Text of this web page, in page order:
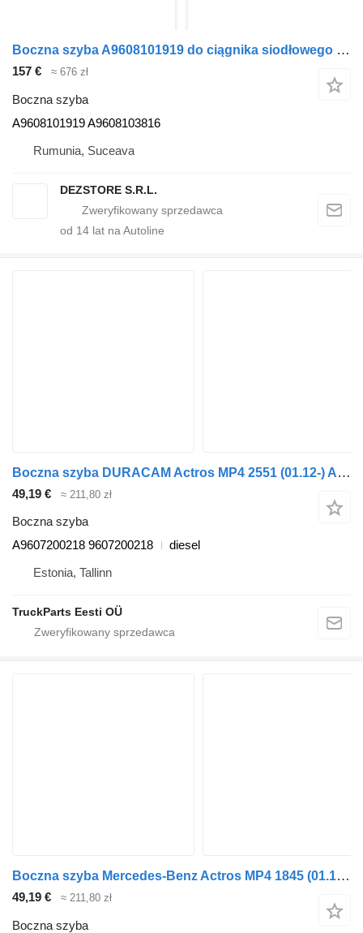
Boczna szyba A9608101919 do ciągnika siodłowego Mercedes-Benz ACTROS MP4
157 € ≈ 676 zł
Boczna szyba
A9608101919 A9608103816
Rumunia, Suceava
DEZSTORE S.R.L.
od 14 lat na Autoline
Boczna szyba DURACAM Actros MP4 2551 (01.12-) A9607200218 do ciągnika siodłowego Mercedes-Benz Actros MP4 Antos Arocs (2012-)
49,19 € ≈ 211,80 zł
Boczna szyba
A9607200218 9607200218
diesel
Estonia, Tallinn
TruckParts Eesti OÜ
Boczna szyba Mercedes-Benz Actros MP4 1845 (01.12-) A9607200318 do ciągnika siodłowego Mercedes-Benz Actros MP4 Antos Arocs (2012-)
49,19 € ≈ 211,80 zł
Boczna szyba